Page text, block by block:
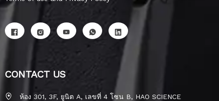
CONTACT US
ห้อง 301, 3F, ยูนิต A, เลขที่ 4 โซน B, HAO SCIENCE